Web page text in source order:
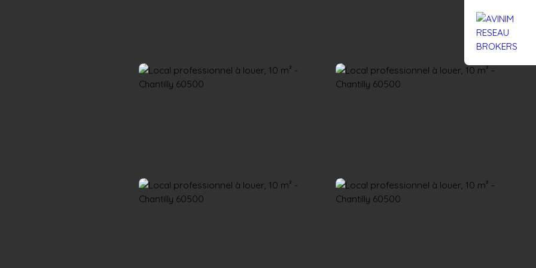
Confiez un local Trouver un Broker Rejoignez-nous Actualités Nous contacter